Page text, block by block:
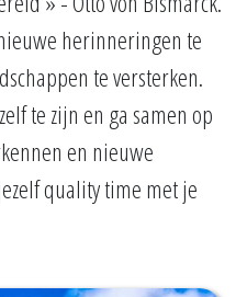
herinneringen te
te versterken.
te zijn en ga samen op
en nieuwe
quality time met je